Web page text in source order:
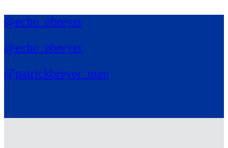
@echo_pbreyer
@echo_pbreyer
@patrickbreyer_mep